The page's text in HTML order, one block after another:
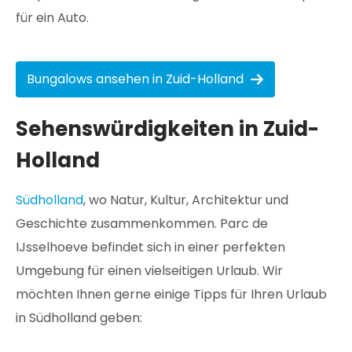
für ein Auto.
Bungalows ansehen in Zuid-Holland
Sehenswürdigkeiten in Zuid-
Holland
Südholland, wo Natur, Kultur, Architektur und
Geschichte zusammenkommen. Parc de
IJsselhoeve befindet sich in einer perfekten
Umgebung für einen vielseitigen Urlaub. Wir
möchten Ihnen gerne einige Tipps für Ihren Urlaub
in Südholland geben: